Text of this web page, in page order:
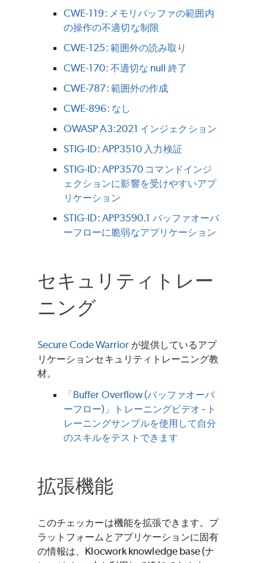
CWE-119: メモリバッファの範囲内
の操作の不適切な制限
CWE-125: 範囲外の読み取り
CWE-170: 不適切な null 終了
CWE-787: 範囲外の作成
CWE-896: なし
OWASP A3:2021 インジェクション
STIG-ID: APP3510 入力検証
STIG-ID: APP3570 コマンドインジ
ェクションに影響を受けやすいアプ
リケーション
STIG-ID: APP3590.1 バッファオーバ
ーフローに脆弱なアプリケーション
セキュリティトレー
ニング
Secure Code Warrior が提供しているアプ
リケーションセキュリティトレーニング教
材。
「Buffer Overflow (バッファオーバ
ーフロー)」トレーニングビデオ - ト
レーニングサンプルを使用して自分
のスキルをテストできます
拡張機能
このチェッカーは機能を拡張できます。プ
ラットフォームとアプリケーションに固有
の情報は、Klocwork knowledge base (ナ